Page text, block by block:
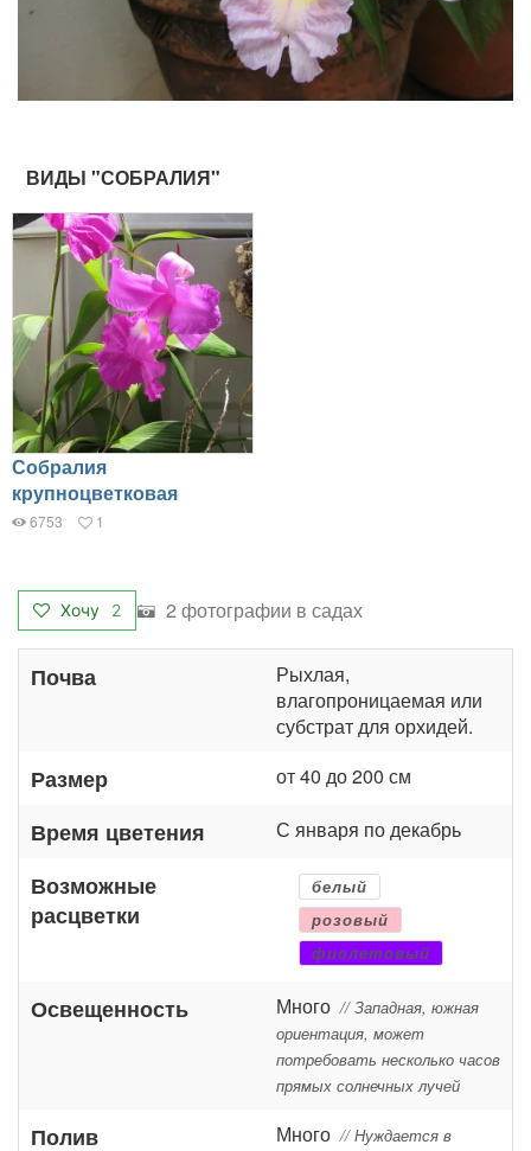
ВИДЫ "СОБРАЛИЯ"
Собралия
крупноцветковая
6753 1
Хочу 2 2 фотографии в садах
Почва
Рыхлая,
влагопроницаемая или
субстрат для орхидей.
Размер от 40 до 200 см
Время цветения С января по декабрь
Возможные
расцветки
белый
розовый
фиолетовый
Освещенность Много // Западная, южная
ориентация, может
потребовать несколько часов
прямых солнечных лучей
Полив Много // Нуждается в